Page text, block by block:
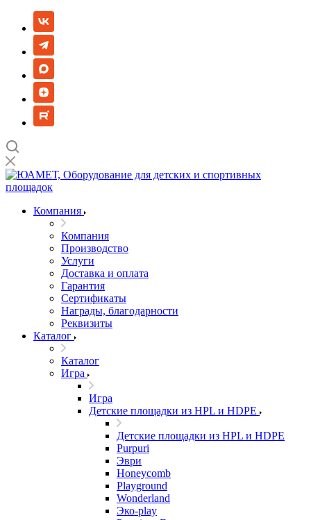
Компания
Компания
Производство
Услуги
Доставка и оплата
Гарантия
Сертификаты
Награды, благодарности
Реквизиты
Каталог
Каталог
Игра
Игра
Детские площадки из HPL и HDPE
Детские площадки из HPL и HDPE
Purpuri
Эври
Honeycomb
Playground
Wonderland
Эко-play